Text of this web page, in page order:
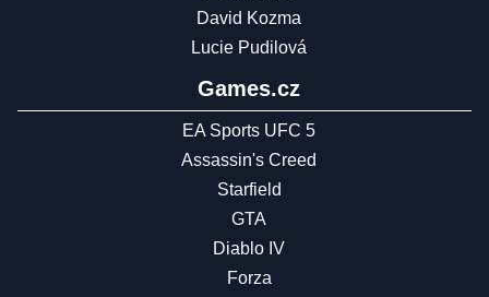
David Kozma
Lucie Pudilová
Games.cz
EA Sports UFC 5
Assassin's Creed
Starfield
GTA
Diablo IV
Forza